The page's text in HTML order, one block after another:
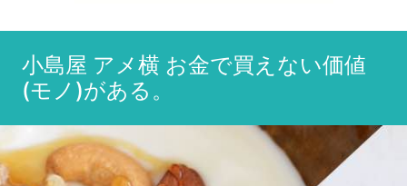
小島屋 アメ横 お金で買えない価値
(モノ)がある。